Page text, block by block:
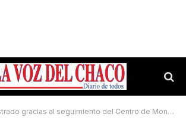
gracias al seguimiento del Centro de Monitoreo Municipal